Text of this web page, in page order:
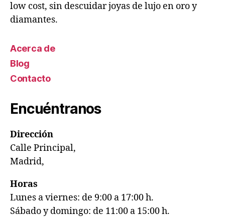
low cost, sin descuidar joyas de lujo en oro y
diamantes.
Acerca de
Blog
Contacto
Encuéntranos
Dirección
Calle Principal,
Madrid,
Horas
Lunes a viernes: de 9:00 a 17:00 h.
Sábado y domingo: de 11:00 a 15:00 h.